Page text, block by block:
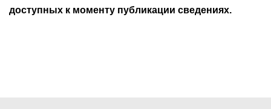
доступных к моменту публикации сведениях.